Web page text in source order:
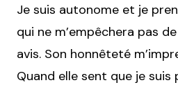
Je suis autonome et je
qui ne m’empêchera pas
avis. Son honnêteté
Quand elle sent que je suis